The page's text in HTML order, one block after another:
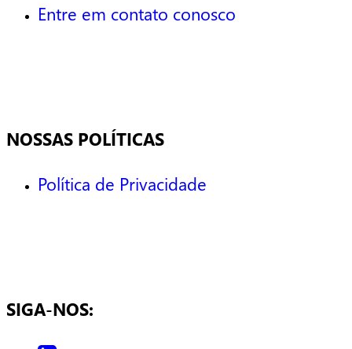
Entre em contato conosco
NOSSAS POLÍTICAS
Política de Privacidade
SIGA-NOS: